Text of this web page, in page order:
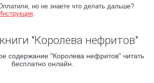
но не знаете что делать дальше?
.
"Королева нефритов"
содержание "Королева нефритов" читать
бесплатно онлайн.